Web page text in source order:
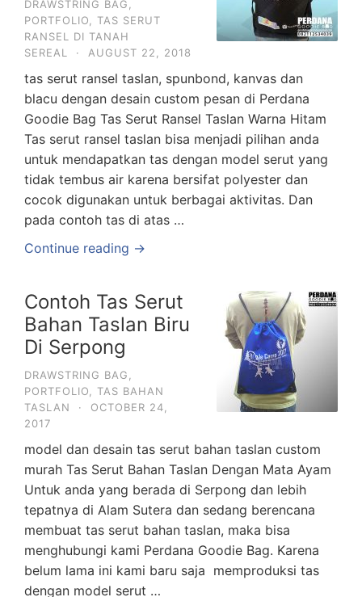
DRAWSTRING BAG
PORTFOLIO
TAS SERUT
RANSEL DI TANAH
SEREAL
· AUGUST 22, 2018
tas serut ransel taslan, spunbond, kanvas dan
blacu dengan desain custom pesan di Perdana
Goodie Bag Tas Serut Ransel Taslan Warna Hitam
Tas serut ransel taslan bisa menjadi pilihan anda
untuk mendapatkan tas dengan model serut yang
tidak tembus air karena bersifat polyester dan
cocok digunakan untuk berbagai aktivitas. Dan
pada contoh tas di atas …
Continue reading →
Contoh Tas Serut
Bahan Taslan Biru
Di Serpong
DRAWSTRING BAG
PORTFOLIO
TAS BAHAN
TASLAN
·
OCTOBER 24,
2017
model dan desain tas serut bahan taslan custom
murah Tas Serut Bahan Taslan Dengan Mata Ayam
Untuk anda yang berada di Serpong dan lebih
tepatnya di Alam Sutera dan sedang berencana
membuat tas serut bahan taslan, maka bisa
menghubungi kami Perdana Goodie Bag. Karena
belum lama ini kami baru saja memproduksi tas
dengan model serut …